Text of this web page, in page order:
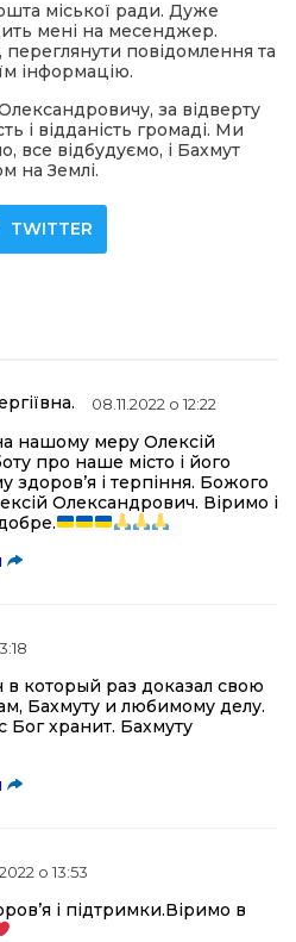
міської ради. Дуже
мені на месенджер.
повідомлення та
інформацію.
за відверту
і відданість громаді. Ми
все відбудуємо, і Бахмут
на Землі.
TWITTER
08.11.2022 о 12:22
нашому меру Олексій
про наше місто і його
і терпіння. Божого
Олександрович. Віримо і
который раз доказал свою
Бахмуту и любимому делу.
Бог хранит. Бахмуту
о 13:53
і підтримки.Віримо в